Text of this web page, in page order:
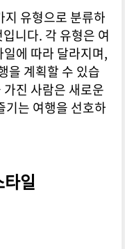
유형으로 분류하
니다. 각 유형은 여
에 따라 달라지며,
을 계획할 수 있습
진 사람은 새로운
기는 여행을 선호하
일